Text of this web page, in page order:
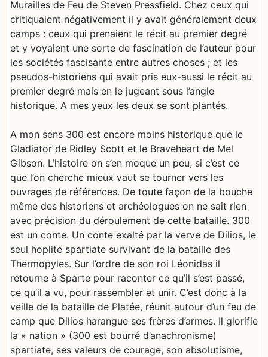
Murailles de Feu de Steven Pressfield. Chez ceux qui
critiquaient négativement il y avait généralement deux
camps : ceux qui prenaient le récit au premier degré
et y voyaient une sorte de fascination de l’auteur pour
les sociétés fascisante entre autres choses ; et les
pseudos-historiens qui avait pris eux-aussi le récit au
premier degré mais en le jugeant sous l’angle
historique. A mes yeux les deux se sont plantés.
A mon sens 300 est encore moins historique que le
Gladiator de Ridley Scott et le Braveheart de Mel
Gibson. L’histoire on s’en moque un peu, si c’est ce
que l’on cherche mieux vaut se tourner vers les
ouvrages de références. De toute façon de la bouche
même des historiens et archéologues on ne sait rien
avec précision du déroulement de cette bataille. 300
est un conte. Un conte exalté par la verve de Dilios, le
seul hoplite spartiate survivant de la bataille des
Thermopyles. Sur l’ordre de son roi Léonidas il
retourne à Sparte pour raconter ce qu’il s’est passé,
ce qu’il a vu, pour rassembler et unir. C’est donc à la
veille de la bataille de Platée, réunit autour d’un feu de
camp que Dilios harangue ses frères d’armes. Il glorifie
la « nation » (300 est bourré d’anachronisme)
spartiate, ses valeurs de courage, son absolutisme,